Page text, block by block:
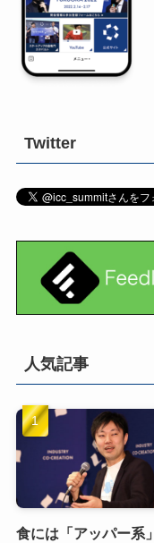
Twitter
人気記事
食には「アッパー系